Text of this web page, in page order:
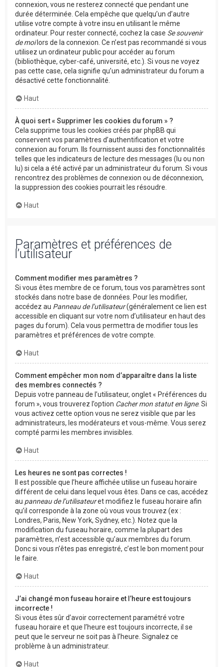
connexion, vous ne resterez connecté que pendant une
durée déterminée. Cela empêche que quelqu’un d’autre
utilise votre compte à votre insu en utilisant le même
ordinateur. Pour rester connecté, cochez la case Se souvenir
de moilors de la connexion. Ce n’est pas recommandé si vous
utilisez un ordinateur public pour accéder au forum
(bibliothèque, cyber-café, université, etc.). Si vous ne voyez
pas cette case, cela signifie qu’un administrateur du forum a
désactivé cette fonctionnalité.
Haut
À quoi sert « Supprimer les cookies du forum » ?
Cela supprime tous les cookies créés par phpBB qui
conservent vos paramètres d’authentification et votre
connexion au forum. Ils fournissent aussi des fonctionnalités
telles que les indicateurs de lecture des messages (lu ou non
lu) si cela a été activé par un administrateur du forum. Si vous
rencontrez des problèmes de connexion ou de déconnexion,
la suppression des cookies pourrait les résoudre.
Haut
Paramètres et préférences de
l’utilisateur
Comment modifier mes paramètres ?
Si vous êtes membre de ce forum, tous vos paramètres sont
stockés dans notre base de données. Pour les modifier,
accédez au Panneau de l’utilisateur(généralement ce lien est
accessible en cliquant sur votre nom d’utilisateur en haut des
pages du forum). Cela vous permettra de modifier tous les
paramètres et préférences de votre compte.
Haut
Comment empêcher mon nom d’apparaître dans la liste
des membres connectés ?
Depuis votre panneau de l’utilisateur, onglet « Préférences du
forum », vous trouverez l’option Cacher mon statut en ligne. Si
vous activez cette option vous ne serez visible que par les
administrateurs, les modérateurs et vous-même. Vous serez
compté parmi les membres invisibles.
Haut
Les heures ne sont pas correctes !
Il est possible que l’heure affichée utilise un fuseau horaire
différent de celui dans lequel vous êtes. Dans ce cas, accédez
au panneau de l’utilisateuret modifiez le fuseau horaire afin
qu’il corresponde à la zone où vous vous trouvez (ex :
Londres, Paris, New York, Sydney, etc.). Notez que la
modification du fuseau horaire, comme la plupart des
paramètres, n’est accessible qu’aux membres du forum.
Donc si vous n’êtes pas enregistré, c’est le bon moment pour
le faire.
Haut
J’ai changé mon fuseau horaire et l’heure est toujours
incorrecte !
Si vous êtes sûr d’avoir correctement paramétré votre
fuseau horaire et que l’heure est toujours incorrecte, il se
peut que le serveur ne soit pas à l’heure. Signalez ce
problème à un administrateur.
Haut